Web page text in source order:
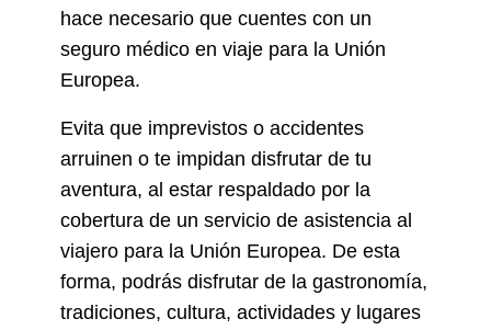
hace necesario que cuentes con un
seguro médico en viaje para la Unión
Europea.
Evita que imprevistos o accidentes
arruinen o te impidan disfrutar de tu
aventura, al estar respaldado por la
cobertura de un servicio de asistencia al
viajero para la Unión Europea. De esta
forma, podrás disfrutar de la gastronomía,
tradiciones, cultura, actividades y lugares